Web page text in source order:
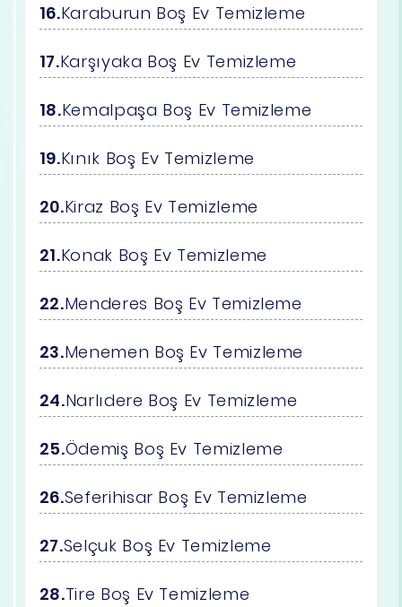
Karaburun Boş Ev Temizleme
Karşıyaka Boş Ev Temizleme
Kemalpaşa Boş Ev Temizleme
Kınık Boş Ev Temizleme
Kiraz Boş Ev Temizleme
Konak Boş Ev Temizleme
Menderes Boş Ev Temizleme
Menemen Boş Ev Temizleme
Narlıdere Boş Ev Temizleme
Ödemiş Boş Ev Temizleme
Seferihisar Boş Ev Temizleme
Selçuk Boş Ev Temizleme
Tire Boş Ev Temizleme